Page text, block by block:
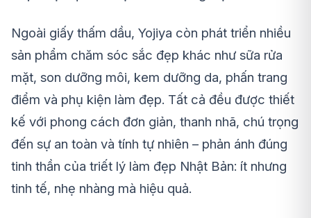
Ngoài giấy thấm dầu, Yojiya còn phát triển nhiều
sản phẩm chăm sóc sắc đẹp khác như sữa rửa
mặt, son dưỡng môi, kem dưỡng da, phấn trang
điểm và phụ kiện làm đẹp. Tất cả đều được thiết
kế với phong cách đơn giản, thanh nhã, chú trọng
đến sự an toàn và tính tự nhiên – phản ánh đúng
tinh thần của triết lý làm đẹp Nhật Bản: ít nhưng
tinh tế, nhẹ nhàng mà hiệu quả.